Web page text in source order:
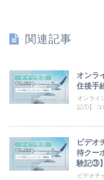
関連記事
ドイツ生活
オンラ
住後手
オンライ
記①】 コ
ドイツ生活
ビデオ
待クー
験記③】
ビデオチ